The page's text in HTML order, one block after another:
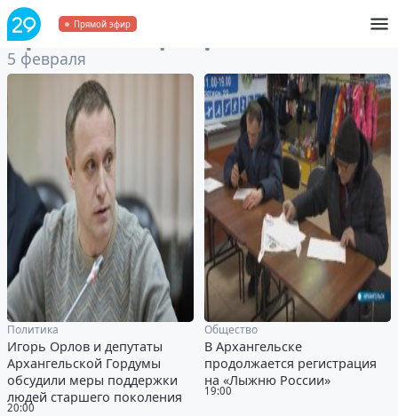
Прямой эфир
Архивза 5 февраля 2020
5 февраля
20:00
Политика
Игорь Орлов и депутаты
Архангельской Гордумы
обсудили меры поддержки
людей старшего поколения
19:00
Общество
В Архангельске
продолжается регистрация
на «Лыжню России»